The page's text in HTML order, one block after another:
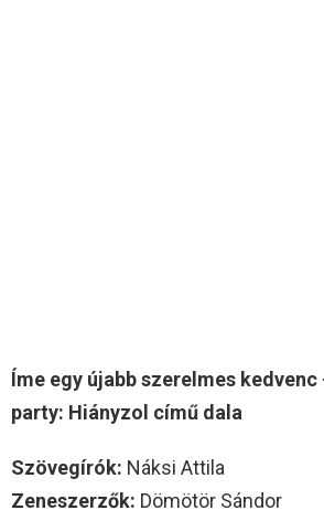
Íme egy újabb szerelmes
party: Hiányzol című dala
Szövegírók: Náksi Attila
Zeneszerzők: Dömötör Sándor